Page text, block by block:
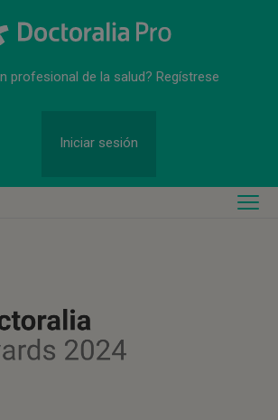
profesional de la salud? Regístrese
Iniciar sesión